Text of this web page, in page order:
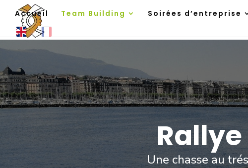
Accueil Team Building Soirées d’entreprise
Une chasse au